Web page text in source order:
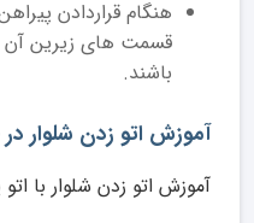
هنگام قراردادن
قسمت های زیرین آن
باشند.
آموزش اتو زدن شلوار در
آموزش اتو زدن شلوار با